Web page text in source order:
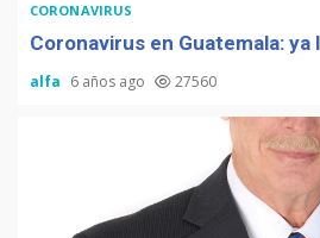
CORONAVIRUS
Coronavirus en Guatemala: ya
alfa 6 años ago 27560